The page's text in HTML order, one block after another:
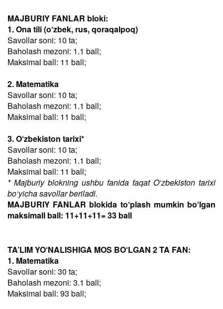
MAJBURIY FANLAR bloki:
1. Ona tili (o‘zbek, rus, qoraqalpoq)
Savollar soni: 10 ta;
Baholash mezoni: 1.1 ball;
Maksimal ball: 11 ball;
2. Matematika
Savollar soni: 10 ta;
Baholash mezoni: 1.1 ball;
Maksimal ball: 11 ball;
3. O‘zbekiston tarixi*
Savollar soni: 10 ta;
Baholash mezoni: 1.1 ball;
Maksimal ball: 11 ball;
* Majburiy blokning ushbu fanida faqat O‘zbekiston tarixi
bo‘yicha savollar beriladi.
MAJBURIY FANLAR blokida to‘plash mumkin bo‘lgan
maksimall ball: 11+11+11= 33 ball
TA’LIM YO‘NALISHIGA MOS BO‘LGAN 2 TA FAN:
1. Matematika
Savollar soni: 30 ta;
Baholash mezoni: 3.1 ball;
Maksimal ball: 93 ball;